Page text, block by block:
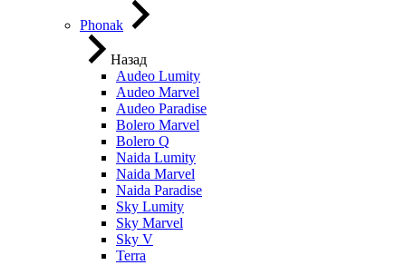
Phonak
Назад
Audeo Lumity
Audeo Marvel
Audeo Paradise
Bolero Marvel
Bolero Q
Naida Lumity
Naida Marvel
Naida Paradise
Sky Lumity
Sky Marvel
Sky V
Terra